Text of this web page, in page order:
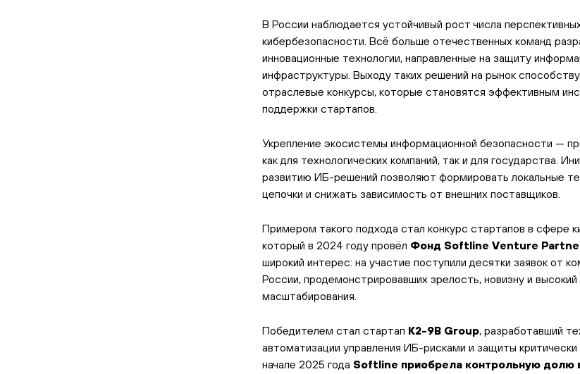
В России наблюдается устойчивый рост числа
кибербезопасности. Всё больше отечественных команд
инновационные технологии, направленные на защиту
инфраструктуры. Выходу таких решений на рынок
отраслевые конкурсы, которые становятся эффективным
поддержки стартапов.
Укрепление экосистемы информационной безопасности —
как для технологических компаний, так и для государства.
развитию ИБ-решений позволяют формировать локальные
цепочки и снижать зависимость от внешних поставщиков.
Примером такого подхода стал конкурс стартапов в сфере
который в 2024 году провёл Фонд Softline Venture
широкий интерес: на участие поступили десятки заявок от
России, продемонстрировавших зрелость, новизну и высокий
масштабирования.
Победителем стал стартап K2-9B Group, разработавший
автоматизации управления ИБ-рисками и защиты
начале 2025 года Softline приобрела контрольную долю